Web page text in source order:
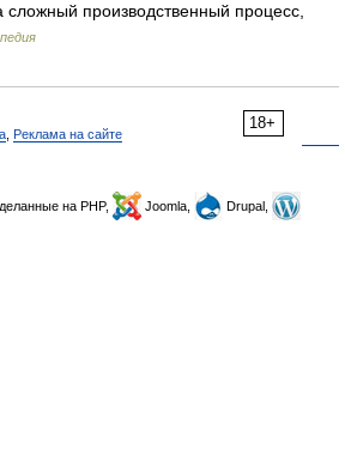
производственный процесс,
18+
Реклама на сайте
на PHP, Joomla,
Drupal,